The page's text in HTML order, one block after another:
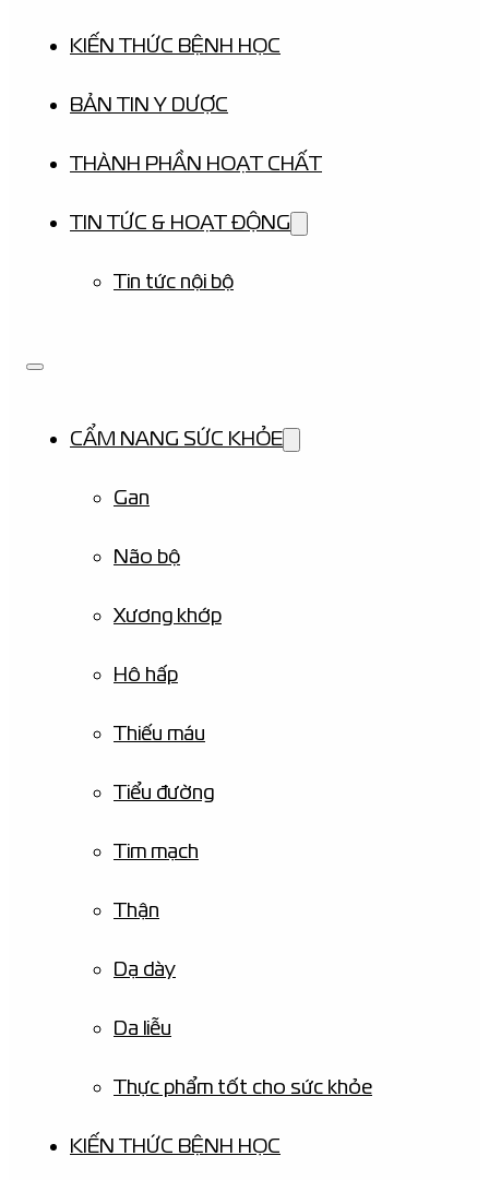
KIẾN THỨC BỆNH HỌC
BẢN TIN Y DƯỢC
THÀNH PHẦN HOẠT CHẤT
TIN TỨC & HOẠT ĐỘNG
Tin tức nội bộ
CẨM NANG SỨC KHỎE
Gan
Não bộ
Xương khớp
Hô hấp
Thiếu máu
Tiểu đường
Tim mạch
Thận
Dạ dày
Da liễu
Thực phẩm tốt cho sức khỏe
KIẾN THỨC BỆNH HỌC